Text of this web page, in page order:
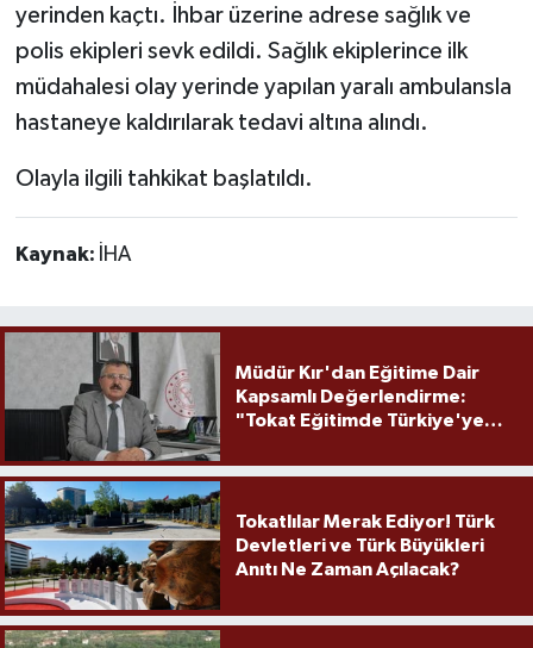
yerinden kaçtı. İhbar üzerine adrese sağlık ve
polis ekipleri sevk edildi. Sağlık ekiplerince ilk
müdahalesi olay yerinde yapılan yaralı ambulansla
hastaneye kaldırılarak tedavi altına alındı.
Olayla ilgili tahkikat başlatıldı.
Kaynak: İHA
Müdür Kır'dan Eğitime Dair
Kapsamlı Değerlendirme:
"Tokat Eğitimde Türkiye'ye
Tokatlılar Merak Ediyor! Türk
Devletleri ve Türk Büyükleri
Anıtı Ne Zaman Açılacak?